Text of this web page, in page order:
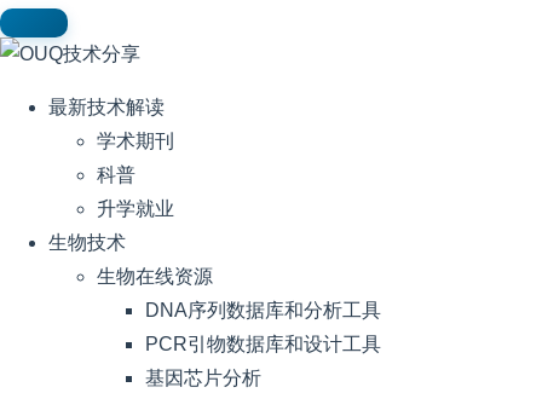
最新技术解读
学术期刊
科普
升学就业
生物技术
生物在线资源
DNA序列数据库和分析工具
PCR引物数据库和设计工具
基因芯片分析